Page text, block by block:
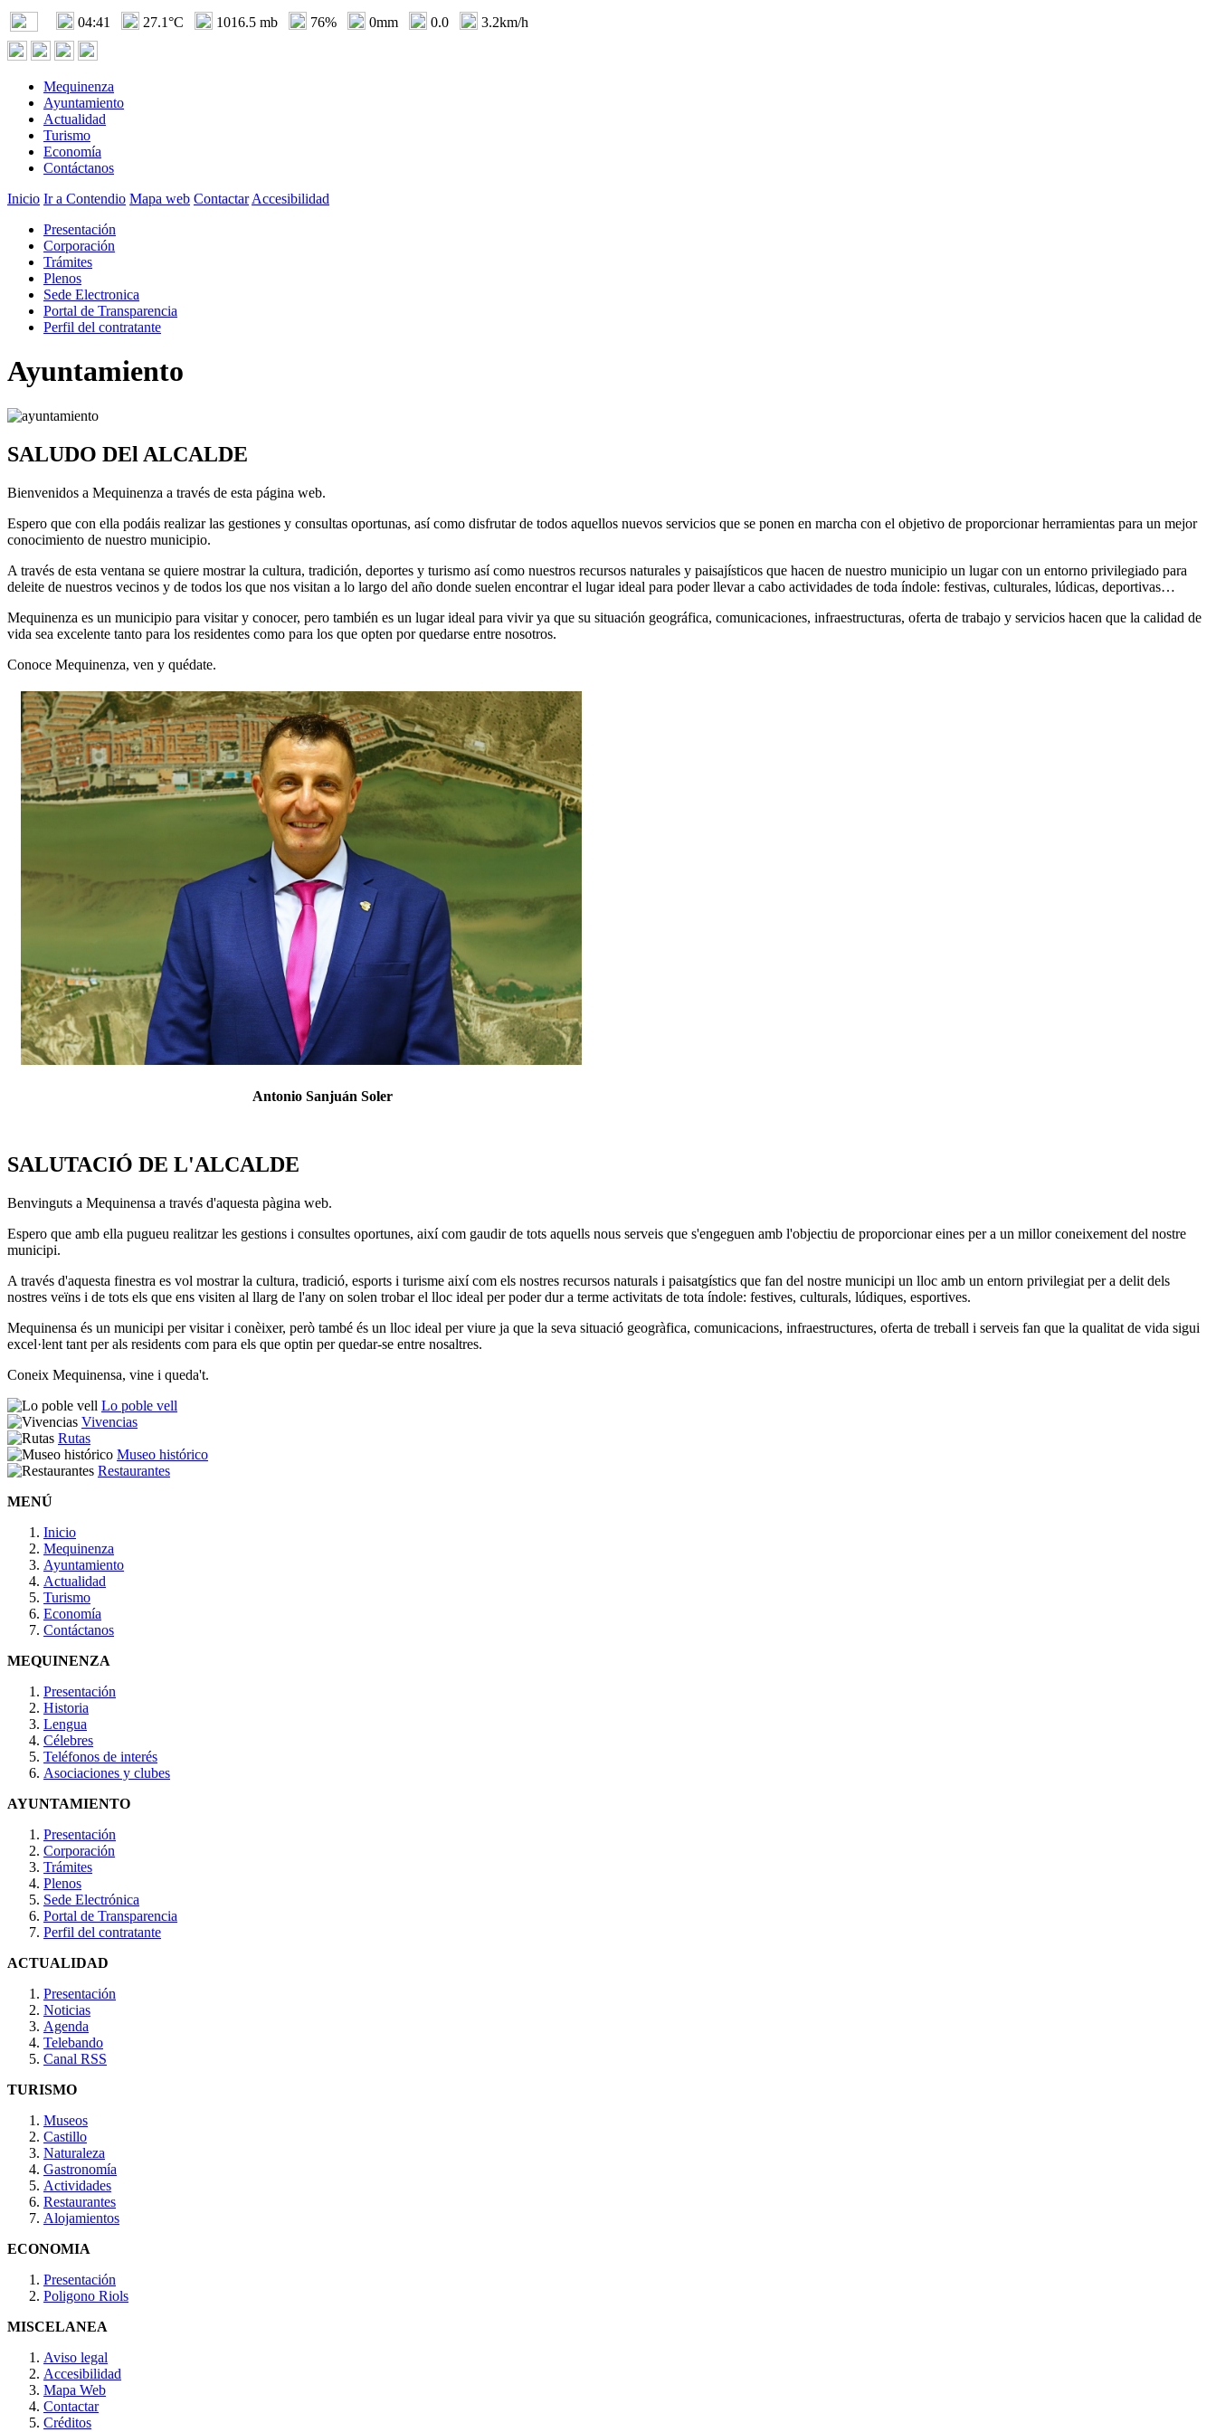
04:41 27.1°C 1016.5 mb 76% 0mm 0.0 3.2km/h
Mequinenza
Ayuntamiento
Actualidad
Turismo
Economía
Contáctanos
Inicio Ir a Contendio Mapa web Contactar Accesibilidad
Presentación
Corporación
Trámites
Plenos
Sede Electronica
Portal de Transparencia
Perfil del contratante
Ayuntamiento
SALUDO DEl ALCALDE
Bienvenidos a Mequinenza a través de esta página web.
Espero que con ella podáis realizar las gestiones y consultas oportunas, así como disfrutar de todos aquellos nuevos servicios que se ponen en marcha con el objetivo de proporcionar herramientas para un mejor
conocimiento de nuestro municipio.
A través de esta ventana se quiere mostrar la cultura, tradición, deportes y turismo así como nuestros recursos naturales y paisajísticos que hacen de nuestro municipio un lugar con un entorno privilegiado para
deleite de nuestros vecinos y de todos los que nos visitan a lo largo del año donde suelen encontrar el lugar ideal para poder llevar a cabo actividades de toda índole: festivas, culturales, lúdicas, deportivas…
Mequinenza es un municipio para visitar y conocer, pero también es un lugar ideal para vivir ya que su situación geográfica, comunicaciones, infraestructuras, oferta de trabajo y servicios hacen que la calidad de
vida sea excelente tanto para los residentes como para los que opten por quedarse entre nosotros.
Conoce Mequinenza, ven y quédate.
Antonio Sanjuán Soler
SALUTACIÓ DE L'ALCALDE
Benvinguts a Mequinensa a través d'aquesta pàgina web.
Espero que amb ella pugueu realitzar les gestions i consultes oportunes, així com gaudir de tots aquells nous serveis que s'engeguen amb l'objectiu de proporcionar eines per a un millor coneixement del nostre
municipi.
A través d'aquesta finestra es vol mostrar la cultura, tradició, esports i turisme així com els nostres recursos naturals i paisatgístics que fan del nostre municipi un lloc amb un entorn privilegiat per a delit dels
nostres veïns i de tots els que ens visiten al llarg de l'any on solen trobar el lloc ideal per poder dur a terme activitats de tota índole: festives, culturals, lúdiques, esportives.
Mequinensa és un municipi per visitar i conèixer, però també és un lloc ideal per viure ja que la seva situació geogràfica, comunicacions, infraestructures, oferta de treball i serveis fan que la qualitat de vida sigui
excel·lent tant per als residents com para els que optin per quedar-se entre nosaltres.
Coneix Mequinensa, vine i queda't.
Lo poble vell
Vivencias
Rutas
Museo histórico
Restaurantes
MENÚ
Inicio
Mequinenza
Ayuntamiento
Actualidad
Turismo
Economía
Contáctanos
MEQUINENZA
Presentación
Historia
Lengua
Célebres
Teléfonos de interés
Asociaciones y clubes
AYUNTAMIENTO
Presentación
Corporación
Trámites
Plenos
Sede Electrónica
Portal de Transparencia
Perfil del contratante
ACTUALIDAD
Presentación
Noticias
Agenda
Telebando
Canal RSS
TURISMO
Museos
Castillo
Naturaleza
Gastronomía
Actividades
Restaurantes
Alojamientos
ECONOMIA
Presentación
Poligono Riols
MISCELANEA
Aviso legal
Accesibilidad
Mapa Web
Contactar
Créditos